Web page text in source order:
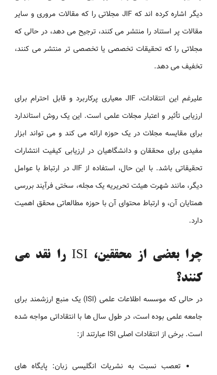
دیگر اشاره کرده اند که JIF مجلاتی را که مقالات مروری و سایر
مقالات پر استناد را منتشر می کنند، ترجیح می دهد، در حالی که
مجلاتی را که تحقیقات تخصصی یا تخصصی تر منتشر می کنند،
تخفیف می دهد.
علیرغم این انتقادات، JIF معیاری پرکاربرد و قابل احترام برای
ارزیابی تأثیر و اعتبار مجلات علمی است. این یک روش استاندارد
برای مقایسه مجلات در یک حوزه ارائه می کند و می تواند ابزار
مفیدی برای محققان و دانشگاهیان در ارزیابی کیفیت انتشارات
تحقیقاتی باشد. با این حال، استفاده از JIF در ارتباط با عوامل
دیگر، مانند شهرت هیئت تحریریه یک مجله، سختی فرآیند بررسی
همتایان آن، و ارتباط محتوای آن با حوزه مطالعاتی محقق اهمیت
دارد.
چرا بعضی از محققین، ISI را نقد می
کنند؟
در حالی که موسسه اطلاعات علمی (ISI) یک منبع ارزشمند برای
جامعه علمی بوده است، در طول سال ها با انتقاداتی مواجه شده
است. برخی از انتقادات اصلی ISI عبارتند از:
تعصب نسبت به نشریات انگلیسی زبان: پایگاه های